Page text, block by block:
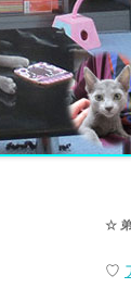
☆ 弟
♡